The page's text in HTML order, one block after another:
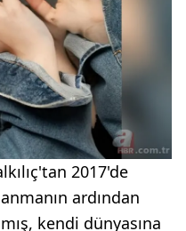
2017'de
ardından
kendi dünyasına